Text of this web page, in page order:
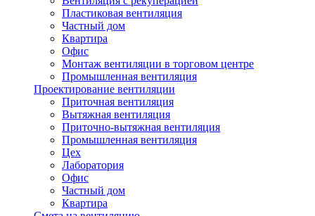
Пластиковая вентиляция
Частный дом
Квартира
Офис
Монтаж вентиляции в торговом центре
Промышленная вентиляция
Проектирование вентиляции
Приточная вентиляция
Вытяжная вентиляция
Приточно-вытяжная вентиляция
Промышленная вентиляция
Цех
Лаборатория
Офис
Частный дом
Квартира